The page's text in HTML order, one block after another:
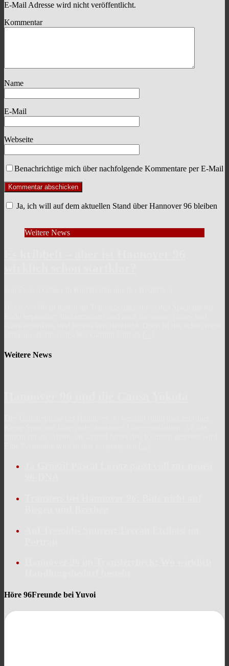
E-Mail Adresse wird nicht veröffentlicht.
Kommentar
Name
E-Mail
Webseite
Benachrichtige mich über nachfolgende Kommentare per E-Mail
Ja, ich will auf dem aktuellen Stand über Hannover 96 bleiben
Weitere News
Weitere News
Höre 96Freunde bei Yuvoi